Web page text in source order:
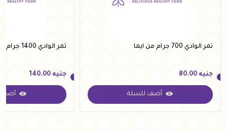
تمر الوادي 700 جرام من ايما
جنيه
جنيه 80.00
أضف للسلة
تمر الوادي 1400 جرام من ايما
جنيه
جنيه 140.00
أضف